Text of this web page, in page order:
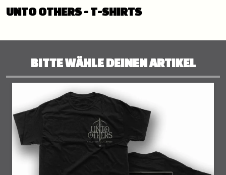
UNTO OTHERS - T-SHIRTS
BITTE WÄHLE DEINEN ARTIKEL